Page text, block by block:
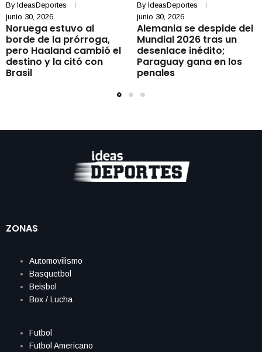
By IdeasDeportes
junio 30, 2026
Noruega estuvo al
borde de la prórroga,
pero Haaland cambió el
destino y la citó con
Brasil
By IdeasDeportes
junio 30, 2026
Alemania se despide del
Mundial 2026 tras un
desenlace inédito;
Paraguay gana en los
penales
ZONAS
Automovilismo
Basquetbol
Beisbol
Box / Lucha
Futbol
Futbol Americano